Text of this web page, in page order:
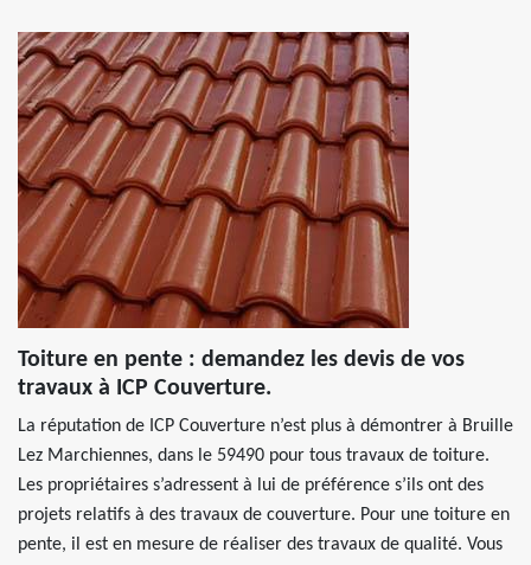
Toiture en pente : demandez les devis de vos
travaux à ICP Couverture.
La réputation de ICP Couverture n’est plus à démontrer à Bruille
Lez Marchiennes, dans le 59490 pour tous travaux de toiture.
Les propriétaires s’adressent à lui de préférence s’ils ont des
projets relatifs à des travaux de couverture. Pour une toiture en
pente, il est en mesure de réaliser des travaux de qualité. Vous